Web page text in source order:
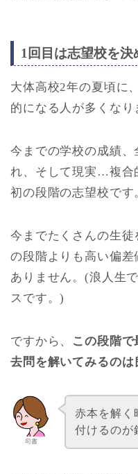
1回目は志望校を決
大体高校2年の夏頃に
的になる人が多くなり
今までの学校の成績
れ、そして現実…複合
初の段階の志望校です
今までたくさんの生徒
の段階よりも高い偏
ありません。(浪人生
スです。)
ですから、 この段階
去問を解いてみるのは
司書
赤本を解く
付けるのが